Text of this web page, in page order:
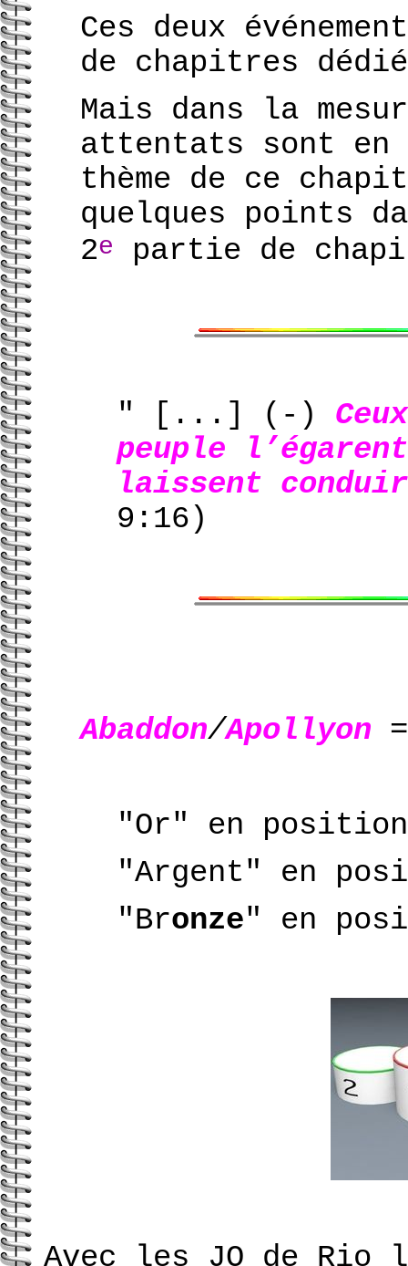
Ces deux
de chapitres
Mais dans la
attentats sont en
thème de ce
quelques points
2e partie de
" [...] (-)
peuple
laissent
9:16)
Abaddon/Apollyon
"Or" en
"Argent" en
"Bronze" en
Avec les JO de Rio